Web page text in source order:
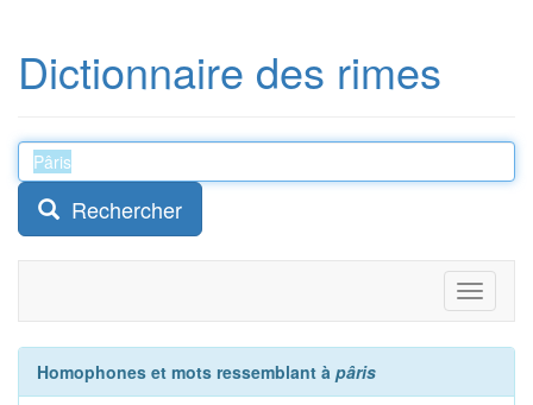
Dictionnaire des rimes
Rechercher
Toggle
Homophones et mots ressemblant à pâris